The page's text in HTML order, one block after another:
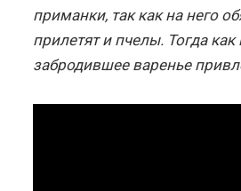
приманки, так как на него
прилетят и пчелы. Тогда
забродившее варенье